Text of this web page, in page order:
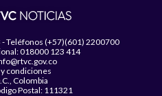
- Teléfonos (+57)(601) 2200700
018000 123 414
condiciones
Colombia
Postal: 111321